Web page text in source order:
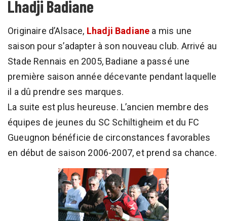
Lhadji Badiane
Originaire d’Alsace, Lhadji Badiane a mis une
saison pour s’adapter à son nouveau club. Arrivé au
Stade Rennais en 2005, Badiane a passé une
première saison année décevante pendant laquelle
il a dû prendre ses marques.
La suite est plus heureuse. L’ancien membre des
équipes de jeunes du SC Schiltigheim et du FC
Gueugnon bénéficie de circonstances favorables
en début de saison 2006-2007, et prend sa chance.